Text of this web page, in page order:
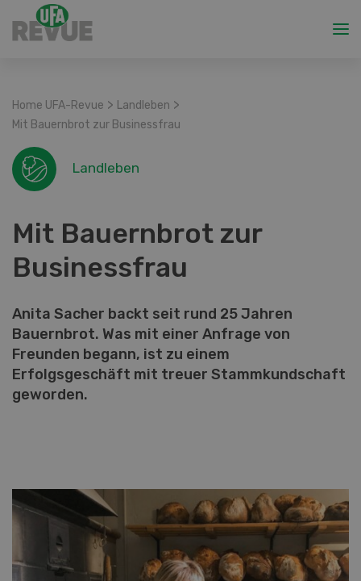
Home UFA-Revue > Landleben >
Mit Bauernbrot zur Businessfrau
Landleben
Mit Bauernbrot zur
Businessfrau
Anita Sacher backt seit rund 25 Jahren
Bauernbrot. Was mit einer Anfrage von
Freunden begann, ist zu einem
Erfolgsgeschäft mit treuer Stammkundschaft
geworden.